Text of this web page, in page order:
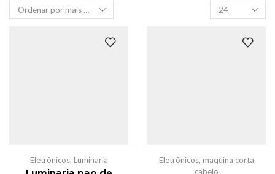
Produtos
por
Eletrônicos, Luminaria Eletrônicos, maquina corta
cabelo